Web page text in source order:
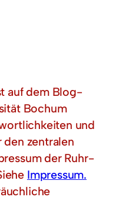
auf dem Blog-
Bochum
und
den zentralen
der Ruhr-
Impressum.